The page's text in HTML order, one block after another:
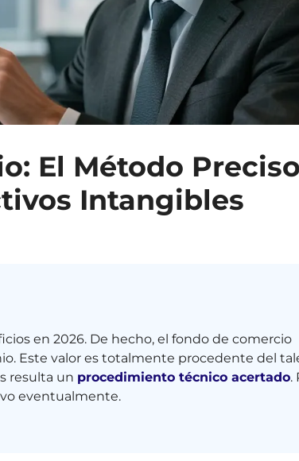
El Método Preciso
Intangibles
en 2026. De hecho, el fondo de comercio
Este valor es totalmente procedente del
resulta un procedimiento técnico acertado.
eventualmente.